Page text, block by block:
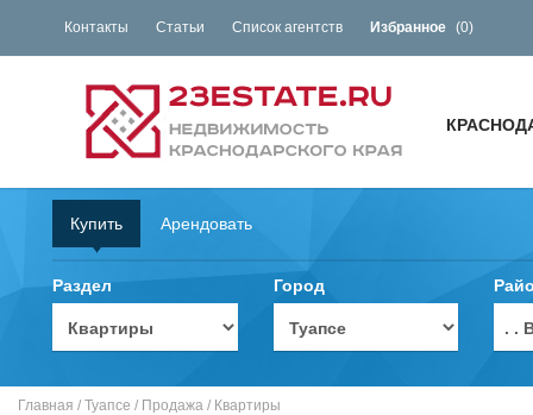
Контакты Статьи Список агентств Избранное (0)
Купить Арендовать
Раздел Город
. .
Главная / Туапсе / Продажа / Квартиры